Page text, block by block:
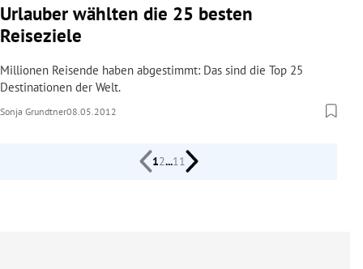
Urlauber wählten die 25 besten
Reiseziele
Millionen Reisende haben abgestimmt: Das sind die Top 25
Destinationen der Welt.
Sonja Grundtner08.05.2012
12...11